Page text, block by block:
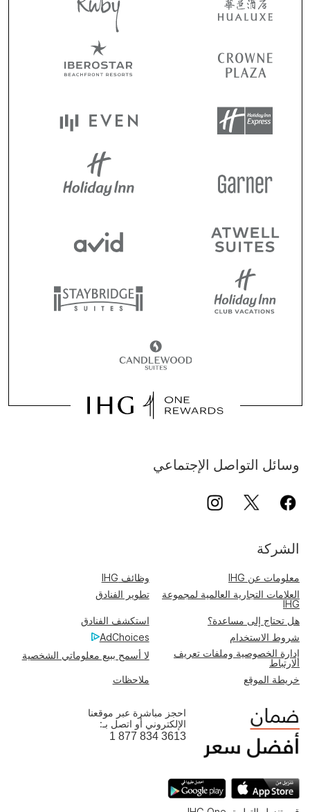
وسائل التواصل الإجتماعي
الشركة
معلومات عن IHG
وظائف IHG
العلامات التجارية العالمية لمجموعة
IHG
تطوير الفنادق
هل تحتاج إلى مساعدة؟
استكشف الفنادق
شروط الاستخدام
AdChoices
إدارة الخصوصية وملفات تعريف
الارتباط
لا أسمح ببيع معلوماتي الشخصية
خريطة الموقع ملاحظات
احجز مباشرة عبر موقعنا
الإلكتروني أو اتصل بـ:
1 877 834 3613